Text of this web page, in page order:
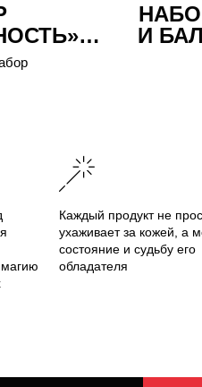
N1
И
магию
Каждый продукт не
ухаживает за кожей, а
состояние и судьбу его
обладателя